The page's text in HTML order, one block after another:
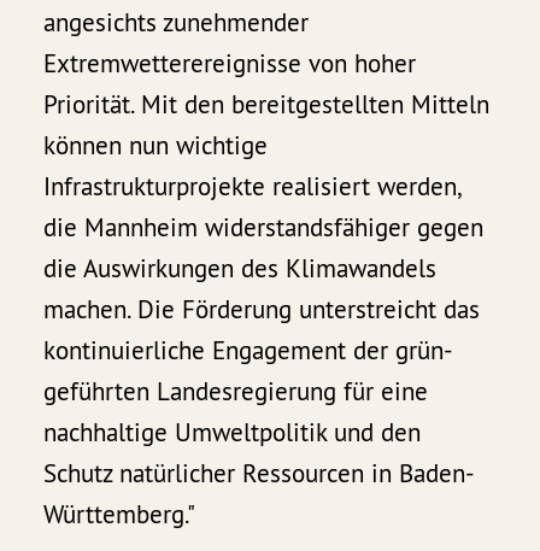
angesichts zunehmender
Extremwetterereignisse von hoher
Priorität. Mit den bereitgestellten Mitteln
können nun wichtige
Infrastrukturprojekte realisiert werden,
die Mannheim widerstandsfähiger gegen
die Auswirkungen des Klimawandels
machen. Die Förderung unterstreicht das
kontinuierliche Engagement der grün-
geführten Landesregierung für eine
nachhaltige Umweltpolitik und den
Schutz natürlicher Ressourcen in Baden-
Württemberg."